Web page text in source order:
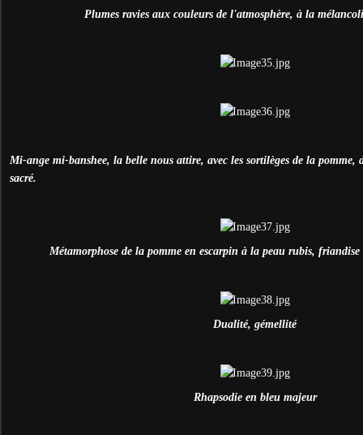
Plumes ravies aux couleurs de l'atmosphère, à la
Mi-ange mi-banshee, la belle nous attire, avec les sortilèges de la
sacré.
Métamorphose de la pomme en escarpin à la peau rubis,
Dualité, gémellité
Rhapsodie en bleu majeur